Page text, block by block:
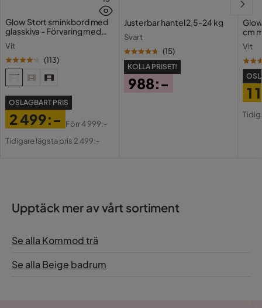
Glow Stort sminkbord med
glasskiva - Förvaring med
Vit
(113)
OSLAGBART PRIS
Pris
2 499:-
Original
Förr4 999:-
Tidigare lägsta pris 2 499:-
Justerbar hantel 2,5-24 kg
Svart
(15)
KOLLA PRISET!
988:-
cm
Vit
1
Upptäck mer av vårt sortiment
Se alla Kommod trä
Se alla Beige badrum